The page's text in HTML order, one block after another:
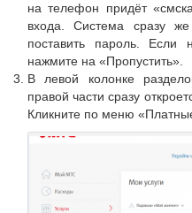
на телефон придёт
входа. Система сразу
поставить пароль. Если
нажмите на «Пропустить».
В левой колонке
правой части сразу
Кликните по меню